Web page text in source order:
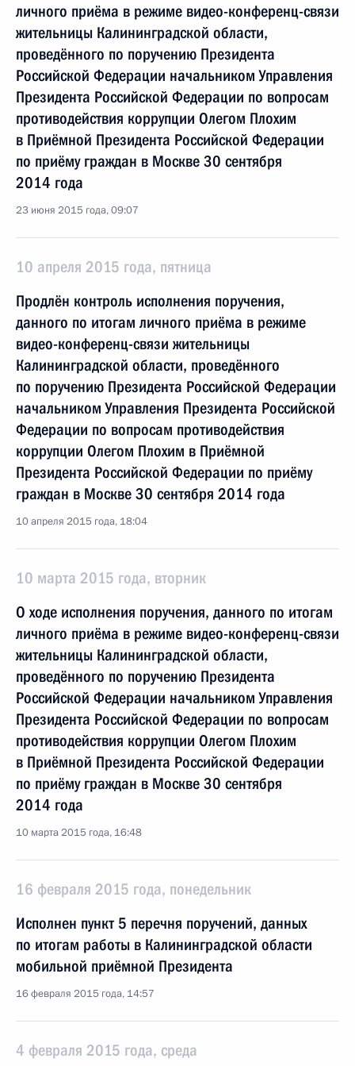
личного приёма в режиме видео-конференц-связи
жительницы Калининградской области,
проведённого по поручению Президента
Российской Федерации начальником Управления
Президента Российской Федерации по вопросам
противодействия коррупции Олегом Плохим
в Приёмной Президента Российской Федерации
по приёму граждан в Москве 30 сентября
2014 года
23 июня 2015 года, 09:07
10 апреля 2015 года, пятница
Продлён контроль исполнения поручения,
данного по итогам личного приёма в режиме
видео-конференц-связи жительницы
Калининградской области, проведённого
по поручению Президента Российской Федерации
начальником Управления Президента Российской
Федерации по вопросам противодействия
коррупции Олегом Плохим в Приёмной
Президента Российской Федерации по приёму
граждан в Москве 30 сентября 2014 года
10 апреля 2015 года, 18:04
10 марта 2015 года, вторник
О ходе исполнения поручения, данного по итогам
личного приёма в режиме видео-конференц-связи
жительницы Калининградской области,
проведённого по поручению Президента
Российской Федерации начальником Управления
Президента Российской Федерации по вопросам
противодействия коррупции Олегом Плохим
в Приёмной Президента Российской Федерации
по приёму граждан в Москве 30 сентября
2014 года
10 марта 2015 года, 16:48
16 февраля 2015 года, понедельник
Исполнен пункт 5 перечня поручений, данных
по итогам работы в Калининградской области
мобильной приёмной Президента
16 февраля 2015 года, 14:57
4 февраля 2015 года, среда